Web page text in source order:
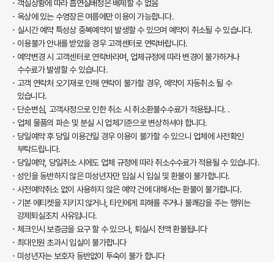
객실상황에 따라 흡연실배정은 배제할 수 없음
옥상에 있는 수영장은 여름에만 이용이 가능합니다.
실시간 예약 특성상 중복예약이 발생할 수 있으며 예약이 취소될 수 있습니다.
이용불가 안내를 받았을 경우 고객센터로 연락바랍니다.
예약변경 시 고객센터로 연락바라며, 업체규정에 따라 변경이 불가하거나
수수료가 발생할 수 있습니다.
고객 연락처 오기재로 인해 연락이 불가할 경우, 예약이 자동취소 될 수
있습니다.
단순변심, 고객사정으로 인한 취소 시 취소환불수수료가 적용됩니다. .
업체 물품의 파손 및 분실 시 업체기준으로 변상하셔야 합니다.
당일예약 후 당일 이용건일 경우 이용이 불가할 수 있으니 업체에 사전확인
부탁드립니다.
당일예약, 당일취소 시에도 업체 규정에 따라 취소수수료가 적용될 수 있습니다.
성인을 동반하지 않은 미성년자만 입실 시 입실 및 환불이 불가합니다.
사전예약취소 없이 사용하지 않은 예약 건에 대해서는 환불이 불가합니다.
기본 에티켓을 지키지 않거나, 타인에게 피해를 주거나 불쾌감을 주는 행위는
강제퇴실조치 사유입니다.
체크인시 보증금을 요구 할 수 있으나, 퇴실시 전액 환불됩니다
최대인원 초과시 입실이 불가합니다
미성년자는 보호자 동반없이 투숙이 불가 합니다